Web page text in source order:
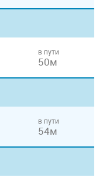
в пути
50м
в пути
54м